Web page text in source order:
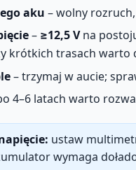
aku – wolny
– ≥12,5 Vna
krótkich trasach warto
– trzymaj w aucie;
4–6 latach warto
ustaw
wymaga